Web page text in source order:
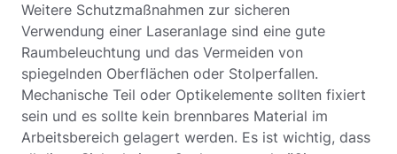
Weitere Schutzmaßnahmen zur sicheren
Verwendung einer Laseranlage sind eine gute
Raumbeleuchtung und das Vermeiden von
spiegelnden Oberflächen oder Stolperfallen.
Mechanische Teil oder Optikelemente sollten fixiert
sein und es sollte kein brennbares Material im
Arbeitsbereich gelagert werden. Es ist wichtig, dass